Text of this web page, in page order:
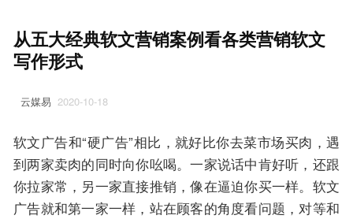
从五大经典软文营销案例看各类营销软文
写作形式
云媒易 2020-10-18
软文广告和“硬广告”相比，就好比你去菜市场买肉，遇
到两家卖肉的同时向你吆喝。一家说话中肯好听，还跟
你拉家常，另一家直接推销，像在逼迫你买一样。软文
广告就和第一家一样，站在顾客的角度看问题，对等和